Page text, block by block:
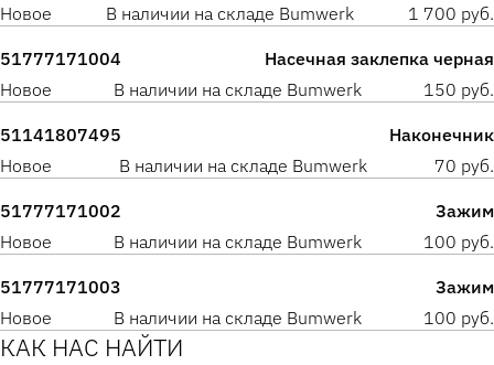
Новое
В наличии на складе Bumwerk 1 700 руб.
51777171004
Насечная заклепка черная
Новое
В наличии на складе Bumwerk 150 руб.
51141807495
Наконечник
Новое
В наличии на складе Bumwerk 70 руб.
51777171002
Зажим
Новое
В наличии на складе Bumwerk 100 руб.
51777171003
Зажим
Новое
В наличии на складе Bumwerk 100 руб.
КАК НАС НАЙТИ